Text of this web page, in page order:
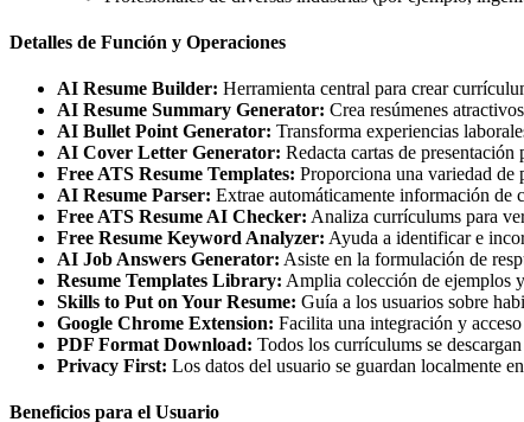
Detalles de Función y Operaciones
AI Resume Builder: Herramienta central para crear
AI Resume Summary Generator: Crea resúmenes
AI Bullet Point Generator: Transforma experiencias
AI Cover Letter Generator: Redacta cartas de presentación
Free ATS Resume Templates: Proporciona una variedad de
AI Resume Parser: Extrae automáticamente información de
Free ATS Resume AI Checker: Analiza currículums para
Free Resume Keyword Analyzer: Ayuda a identificar e
AI Job Answers Generator: Asiste en la formulación de
Resume Templates Library: Amplia colección de ejemplos
Skills to Put on Your Resume: Guía a los usuarios sobre
Google Chrome Extension: Facilita una integración y
PDF Format Download: Todos los currículums se
Privacy First: Los datos del usuario se guardan localmente
Beneficios para el Usuario